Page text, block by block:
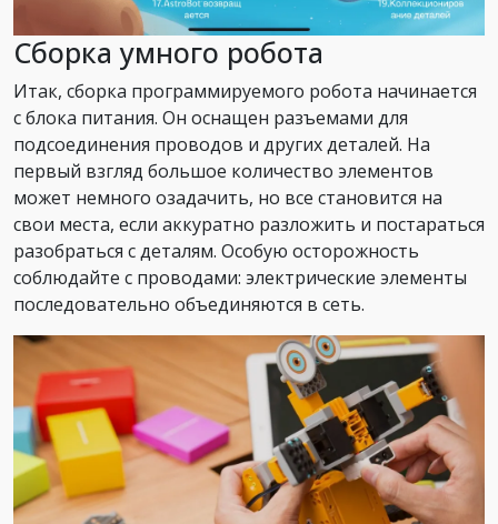
Сборка умного робота
Итак, сборка программируемого робота начинается
с блока питания. Он оснащен разъемами для
подсоединения проводов и других деталей. На
первый взгляд большое количество элементов
может немного озадачить, но все становится на
свои места, если аккуратно разложить и постараться
разобраться с деталям. Особую осторожность
соблюдайте с проводами: электрические элементы
последовательно объединяются в сеть.